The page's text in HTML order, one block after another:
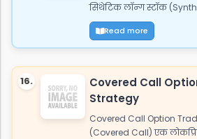
सिंथेटिक लॉन्ग स्टॉक
Read more
16.
Covered Call
Strategy
Covered Call Option
(Covered Call) एक